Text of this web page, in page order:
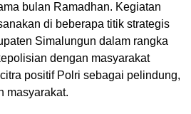
bulan Ramadhan. Kegiatan
di beberapa titik strategis
Simalungun dalam rangka
dengan masyarakat
positif Polri sebagai pelindung,
masyarakat.